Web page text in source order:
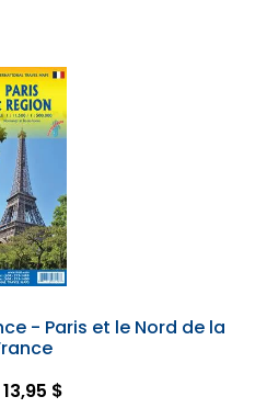
- Paris et le Nord de la
13,95 $